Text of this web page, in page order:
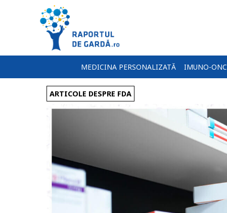
MEDICINA PERSONALIZATĂ IMUNO-
ARTICOLE DESPRE FDA